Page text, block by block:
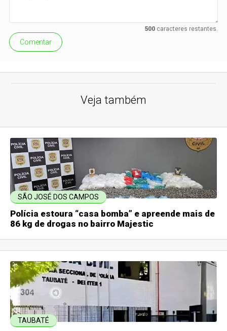
500caracteres restantes.
Comentar
Veja também
SÃO JOSÉ DOS CAMPOS
Polícia estoura “casa bomba” e apreende mais de
86 kg de drogas no bairro Majestic
TAUBATÉ